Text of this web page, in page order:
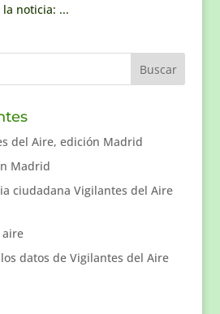
noticia: ...
del Aire, edición Madrid
Madrid
ciudadana Vigilantes del Aire
datos de Vigilantes del Aire